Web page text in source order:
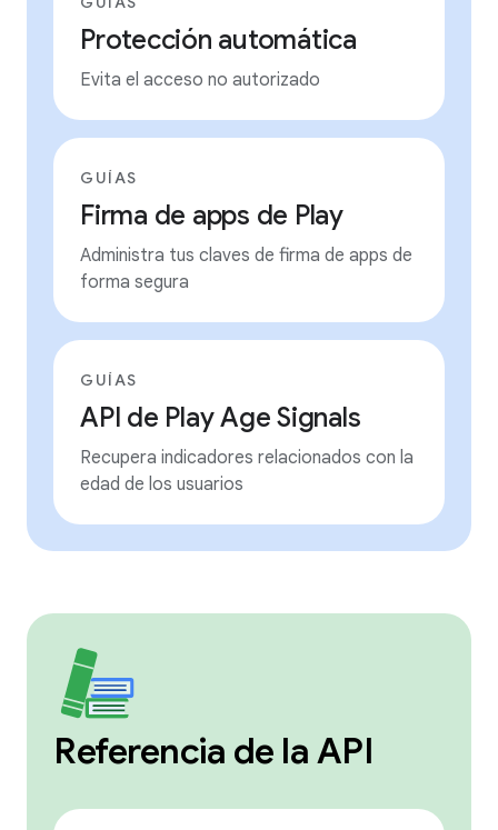
Protección automática
Evita el acceso no autorizado
GUÍAS
Firma de apps de Play
Administra tus claves de firma de apps de
forma segura
GUÍAS
API de Play Age Signals
Recupera indicadores relacionados con la
edad de los usuarios
Referencia de la API